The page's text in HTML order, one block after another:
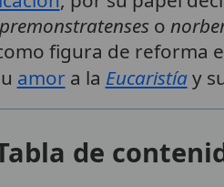
premonstratenseso
figura de reforma
amora la Eucaristíay
de